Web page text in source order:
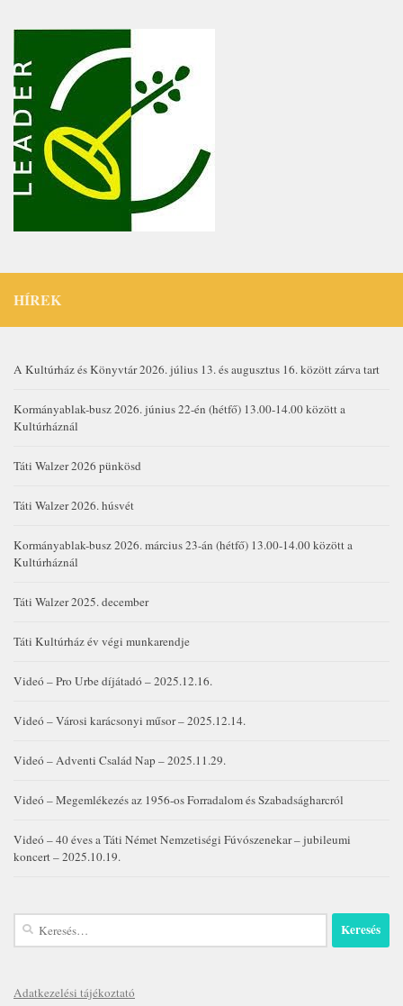
HÍREK
A Kultúrház és Könyvtár 2026. július 13. és augusztus 16. között zárva tart
Kormányablak-busz 2026. június 22-én (hétfő) 13.00-14.00 között a
Kultúrháznál
Táti Walzer 2026 pünkösd
Táti Walzer 2026. húsvét
Kormányablak-busz 2026. március 23-án (hétfő) 13.00-14.00 között a
Kultúrháznál
Táti Walzer 2025. december
Táti Kultúrház év végi munkarendje
Videó – Pro Urbe díjátadó – 2025.12.16.
Videó – Városi karácsonyi műsor – 2025.12.14.
Videó – Adventi Család Nap – 2025.11.29.
Videó – Megemlékezés az 1956-os Forradalom és Szabadságharcról
Videó – 40 éves a Táti Német Nemzetiségi Fúvószenekar – jubileumi
koncert – 2025.10.19.
Keresés:
Adatkezelési tájékoztató